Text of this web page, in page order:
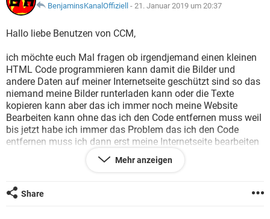
FACEBOOK HARDWARE
WHATSAPP
FACEBOOK
ANDROID IOS
FACEBOOK HARDWARE
SPIELE
ANDROID
WINDOWS 10 INSTAGRAM
WHATSAPP TIKTOK
FACEBOOK HARDWARE
BenjaminsKanalOffiziell - 21. Januar 2019 um 20:37
Hallo liebe Benutzen von CCM,
ich möchte euch Mal fragen ob irgendjemand einen kleinen
HTML Code programmieren kann damit die Bilder und
andere Daten auf meiner Internetseite geschützt sind so das
niemand meine Bilder runterladen kann oder die Texte
kopieren kann aber das ich immer noch meine Website
Bearbeiten kann ohne das ich den Code entfernen muss weil
bis jetzt habe ich immer das Problem das ich den Code
entfernen muss ich dann erst meine Internetseite bearbeiten
kann und dann den Code wieder hinzufügen muss das nervt
Schöne Grüße Benjamin freue mich auf eine
schnellstmögliche Antwort.
Mehr anzeigen
Share